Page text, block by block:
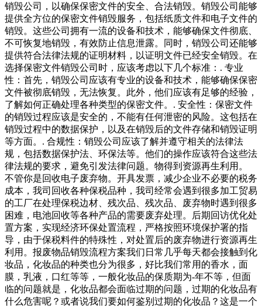
销毁公司，以确保保密文件的安全、合法销毁。销毁公司能够
提供全方位的保密文件销毁服务，包括纸质文件和电子文件的
销毁。这些公司拥有一流的设备和技术，能够确保文件彻底、
不可恢复地销毁，有效防止信息泄露。同时，销毁公司还能够
提供符合法律法规的证明材料，以证明文件已经安全销毁。在
选择保密文件销毁公司时，应该考虑以下几个标准：. 专业
性：首先，销毁公司应该有专业的设备和技术，能够确保保密
文件被彻底销毁，无法恢复。此外，他们应该有足够的经验，
了解如何正确处理各种类型的保密文件。. 安全性：保密文件
的销毁过程应该是安全的，不能有任何泄密的风险。这包括在
销毁过程中的数据保护，以及在销毁后的文件存储和销毁证明
等方面。. 合规性：销毁公司应该了解并遵守相关的法律法
规，包括数据保护法、环保法等。他们的操作应该符合这些法
律法规的要求，避免引发法律问题。物得到资源再生利用。
不管你是回收电子废弃物。开具发票，减少企业不必要的税务
成本，我司回收各种保税品种，我司经常会遇到很多加工贸易
的工厂在处理保税边材、残次品、残次品、废弃物时遇到很多
困难，电池回收等各种产品的需要废弃处理。后期回访优化处
置方案，实现经济环保处置流程，严格按照环境保护署的指
导，由于保税料件的特殊性，对处置后的废弃物进行资源再生
利用。报废物品销毁流程方案我们日常几乎每天都会接触到化
妆品，化妆品的种类也分为很多，好比我们常用的香水，面
膜，乳液，口红等等，一般化妆品的保质期为-年不等，但面
临的问题就是，化妆品都会面临过期的问题，过期的化妆品有
什么危害呢？或者说我们要如何鉴别过期的化妆品？这是一个